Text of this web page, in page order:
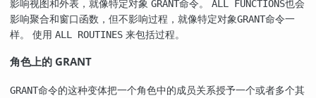
影响视图和外表，就像特定对象 GRANT命令。 ALL FUNCTIONS也会
影响聚合和窗口函数，但不影响过程，就像特定对象GRANT命令一
样。 使用 ALL ROUTINES 来包括过程。
角色上的 GRANT
GRANT命令的这种变体把一个角色中的成员关系授予一个或者多个其